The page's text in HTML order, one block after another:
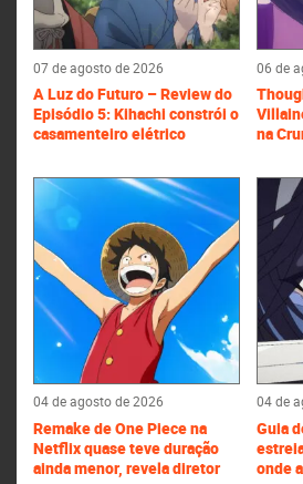
07 de agosto de 2026
A Luz do Futuro – Review do
Episódio 5: Kihachi constrói o
casamenteiro elétrico
06 de
na
04 de agosto de 2026
Remake de One Piece na
Netflix quase teve duração
ainda menor, revela diretor
04 de
Guia
onde